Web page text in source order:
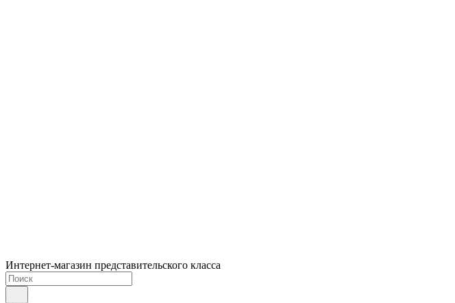
Интернет-магазин представительского класса